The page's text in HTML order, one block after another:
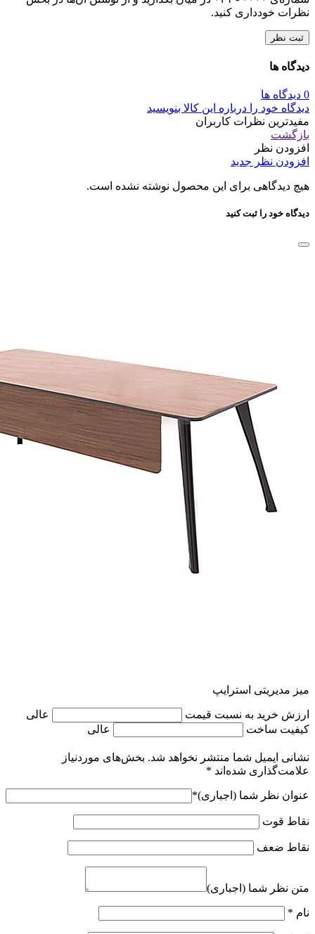
نظرات خودداری کنید.
ثبت نظر
دیدگاه ها
0 دیدگاه ها
دیدگاه خود را درباره این کالا بنویسید
مفیدترین نظرات کاربران
بازگشت
افزودن نظر
افزودن نظر جدید
هیچ دیدگاهی برای این محصول نوشته نشده است.
دیدگاه خود را ثبت کنید
میز مدیریتی استرایپ
ارزش خرید به نسبت قیمت
عالی
کیفیت ساخت
عالی
نشانی ایمیل شما منتشر نخواهد شد. بخش‌های موردنیاز
علامت‌گذاری شده‌اند *
عنوان نظر شما (اجباری)*
نقاط قوت
نقاط ضعف
متن نظر شما (اجباری)
نام *